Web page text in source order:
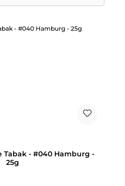
Tabak - #040 Hamburg -
25g